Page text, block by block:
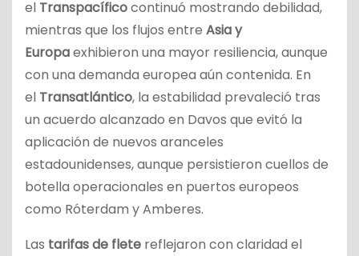
el Transpacíficocontinuó mostrando debilidad,
mientras que los flujos entre Asia y
Europaexhibieron una mayor resiliencia, aunque
con una demanda europea aún contenida. En
el Transatlántico, la estabilidad prevaleció tras
un acuerdo alcanzado en Davos que evitó la
aplicación de nuevos aranceles
estadounidenses, aunque persistieron cuellos de
botella operacionales en puertos europeos
como Róterdam y Amberes.
Las tarifas de flete reflejaron con claridad el